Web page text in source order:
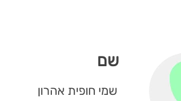
שם
שמי חופית אהרון